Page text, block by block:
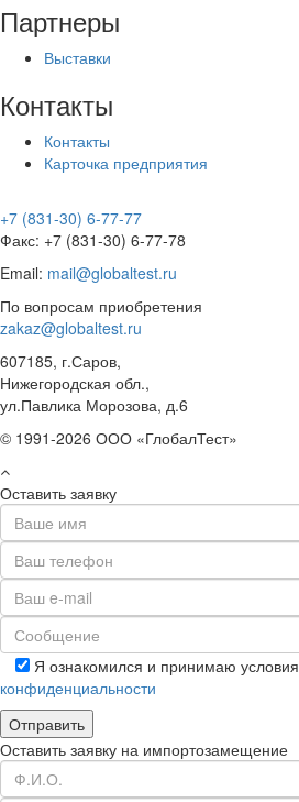
Партнеры
Выставки
Контакты
Контакты
Карточка предприятия
+7 (831-30) 6-77-77
Факс: +7 (831-30) 6-77-78
Email: mail@globaltest.ru
По вопросам приобретения
zakaz@globaltest.ru
607185, г.Саров,
Нижегородская обл.,
ул.Павлика Морозова, д.6
© 1991-2026 ООО «ГлобалТест»
Оставить заявку
Я ознакомился и принимаю условия
конфиденциальности
Оставить заявку на импортозамещение